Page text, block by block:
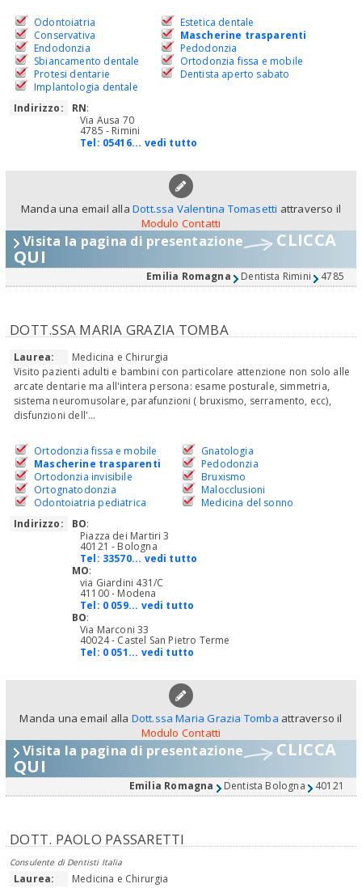
Odontoiatria
Conservativa
Endodonzia
Sbiancamento dentale
Protesi dentarie
Implantologia dentale
Estetica dentale
Mascherine trasparenti
Pedodonzia
Ortodonzia fissa e mobile
Dentista aperto sabato
Indirizzo: RN:
Via Ausa 70
4785 - Rimini
Tel: 05416... vedi tutto
Manda una email alla Dott.ssa Valentina Tomasetti attraverso il
Modulo Contatti
Visita la pagina di presentazione CLICCA
QUI
Emilia Romagna Dentista Rimini 4785
DOTT.SSA MARIA GRAZIA TOMBA
Laurea:
Medicina e Chirurgia
Visito pazienti adulti e bambini con particolare attenzione non solo alle
arcate dentarie ma all'intera persona: esame posturale, simmetria,
sistema neuromusolare, parafunzioni ( bruxismo, serramento, ecc),
disfunzioni dell'...
Ortodonzia fissa e mobile
Mascherine trasparenti
Ortodonzia invisibile
Ortognatodonzia
Odontoiatria pediatrica
Gnatologia
Pedodonzia
Bruxismo
Malocclusioni
Medicina del sonno
Indirizzo:
BO:
Piazza dei Martiri 3
40121 - Bologna
Tel: 33570... vedi tutto
MO:
via Giardini 431/C
41100 - Modena
Tel: 0 059... vedi tutto
BO:
Via Marconi 33
40024 - Castel San Pietro Terme
Tel: 0 051... vedi tutto
Manda una email alla Dott.ssa Maria Grazia Tomba attraverso il
Modulo Contatti
Visita la pagina di presentazione CLICCA
QUI
Emilia Romagna Dentista Bologna 40121
DOTT. PAOLO PASSARETTI
Consulente di Dentisti Italia
Laurea:
Medicina e Chirurgia